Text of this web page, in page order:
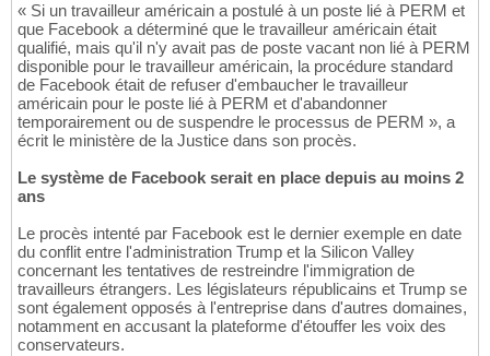
« Si un travailleur américain a postulé à un poste lié à PERM et
que Facebook a déterminé que le travailleur américain était
qualifié, mais qu'il n'y avait pas de poste vacant non lié à PERM
disponible pour le travailleur américain, la procédure standard
de Facebook était de refuser d'embaucher le travailleur
américain pour le poste lié à PERM et d'abandonner
temporairement ou de suspendre le processus de PERM », a
écrit le ministère de la Justice dans son procès.
Le système de Facebook serait en place depuis au moins 2
ans
Le procès intenté par Facebook est le dernier exemple en date
du conflit entre l'administration Trump et la Silicon Valley
concernant les tentatives de restreindre l'immigration de
travailleurs étrangers. Les législateurs républicains et Trump se
sont également opposés à l'entreprise dans d'autres domaines,
notamment en accusant la plateforme d'étouffer les voix des
conservateurs.